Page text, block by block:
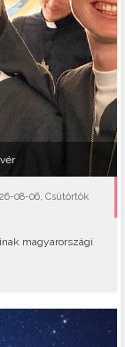
08-06, Csütörtök
magyarországi